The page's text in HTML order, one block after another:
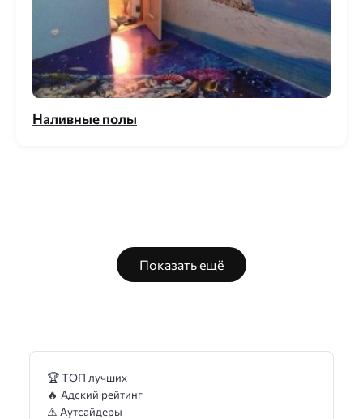
Наливные полы
Показать ещё
🏆 ТОП лучших
🔥 Адский рейтинг
⚠️ Аутсайдеры